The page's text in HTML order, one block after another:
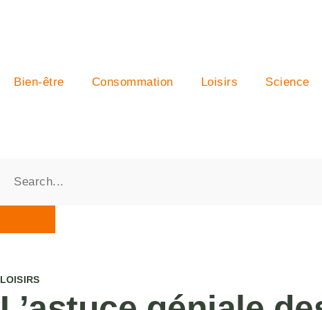
Bien-être Consommation Loisirs Science
LOISIRS